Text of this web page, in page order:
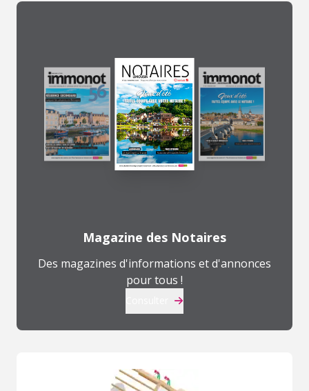
Magazine des Notaires
Des magazines d'informations et d'annonces
pour tous !